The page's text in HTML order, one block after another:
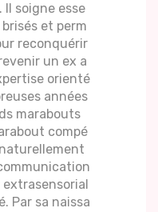
Il soigne esse
et perm
reconquérir
un ex a
orienté
années
marabouts
compé
Par sa naissa